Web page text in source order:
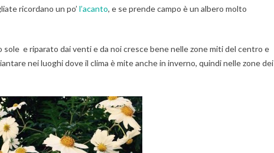
ricordano un po’ l’acanto, e se prende campo è un albero molto
sole e riparato dai venti e da noi cresce bene nelle zone miti del centro e
nei luoghi dove il clima è mite anche in inverno, quindi nelle zone dei